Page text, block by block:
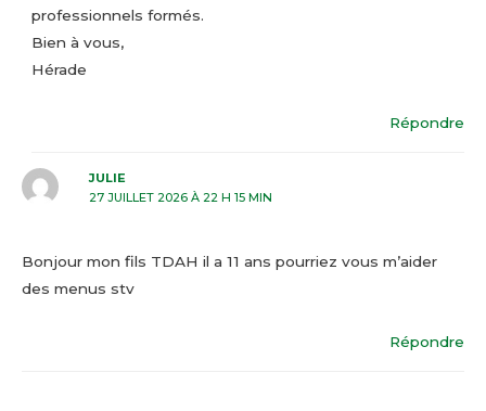
professionnels formés.
Bien à vous,
Hérade
Répondre
JULIE
27 JUILLET 2026 À 22 H 15 MIN
Bonjour mon fils TDAH il a 11 ans pourriez vous m’aider
des menus stv
Répondre